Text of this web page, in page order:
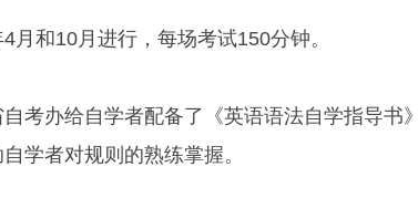
和10月进行，每场考试150分钟。
办给自学者配备了《英语语法自学指导书
学者对规则的熟练掌握。